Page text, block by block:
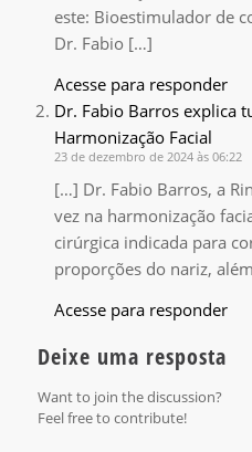
este: Bioestimulador de
Dr. Fabio […]
Acesse para responder
Dr. Fabio Barros explica
Harmonização Facial
23 de dezembro de 2024 às 06:22
[…] Dr. Fabio Barros, a
vez na harmonização
cirúrgica indicada para
proporções do nariz,
Acesse para responder
Deixe uma resposta
Want to join the discussion?
Feel free to contribute!